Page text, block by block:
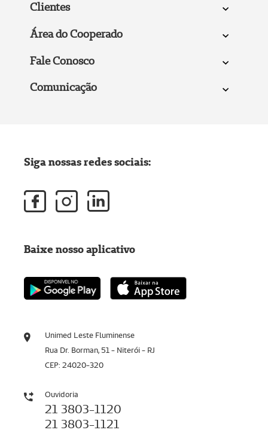
Clientes
Área do Cooperado
Fale Conosco
Comunicação
Unimed Leste Fluminense
Rua Dr. Borman, 51 - Niterói - RJ
CEP: 24020-320
Ouvidoria
21 3803-1120
21 3803-1121
Siga nossas redes sociais:
Baixe nosso aplicativo